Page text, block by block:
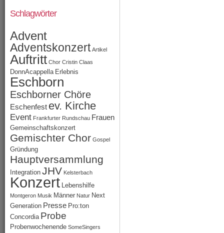
Schlagwörter
Advent
Adventskonzert Artikel
Auftritt Chor Cristin Claas
DonnAcappella Erlebnis
Eschborn
Eschborner Chöre
Eschenfest ev. Kirche
Event Frankfurter Rundschau Frauen
Gemeinschaftskonzert
Gemischter Chor Gospel
Gründung
Hauptversammlung
Integration JHV Kelsterbach
Konzert Lebenshilfe
Montgeron Musik Männer Natur Next
Generation Presse Pro:ton
Concordia Probe
Probenwochenende SomeSingers